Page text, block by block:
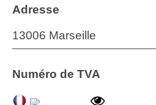
Adresse
13006 Marseille
Numéro de TVA